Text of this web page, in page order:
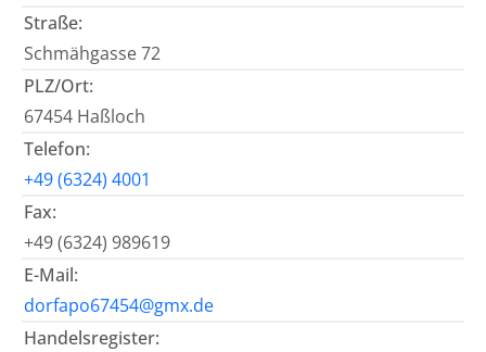
Straße:
Schmähgasse 72
PLZ/Ort:
67454 Haßloch
Telefon:
+49 (6324) 4001
Fax:
+49 (6324) 989619
E-Mail:
dorfapo67454@gmx.de
Handelsregister: